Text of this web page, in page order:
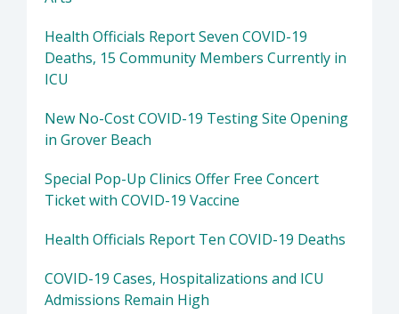
Health Officials Report Seven COVID-19
Deaths, 15 Community Members Currently in
ICU
New No-Cost COVID-19 Testing Site Opening
in Grover Beach
Special Pop-Up Clinics Offer Free Concert
Ticket with COVID-19 Vaccine
Health Officials Report Ten COVID-19 Deaths
COVID-19 Cases, Hospitalizations and ICU
Admissions Remain High